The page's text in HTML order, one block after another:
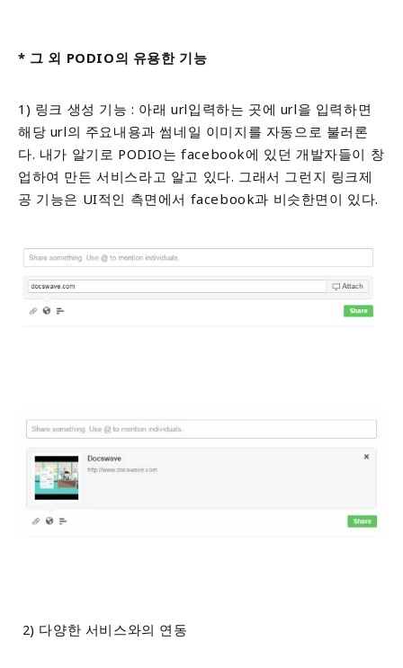
* 그 외 PODIO의 유용한 기능
1) 링크 생성 기능 : 아래 url입력하는 곳에 url을 입력하면
해당 url의 주요내용과 썸네일 이미지를 자동으로 불러론
다. 내가 알기로 PODIO는 facebook에 있던 개발자들이 창
업하여 만든 서비스라고 알고 있다. 그래서 그런지 링크제
공 기능은 UI적인 측면에서 facebook과 비슷한면이 있다.
2) 다양한 서비스와의 연동